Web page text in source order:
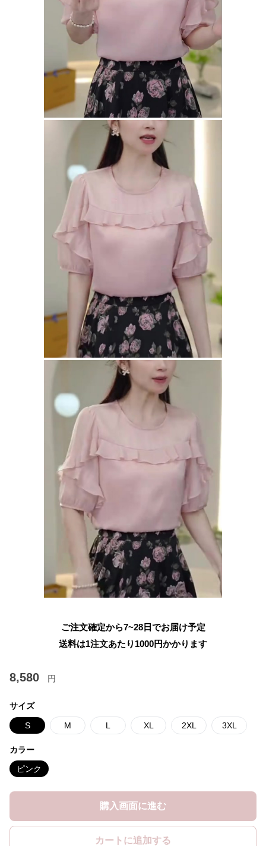
ご注文確定から7~28日でお届け予定
送料は1注文あたり 1000円かかります
8,580 円
サイズ
S M L XL 2XL 3XL
カラー
ピンク
購入画面に進む
カートに追加する